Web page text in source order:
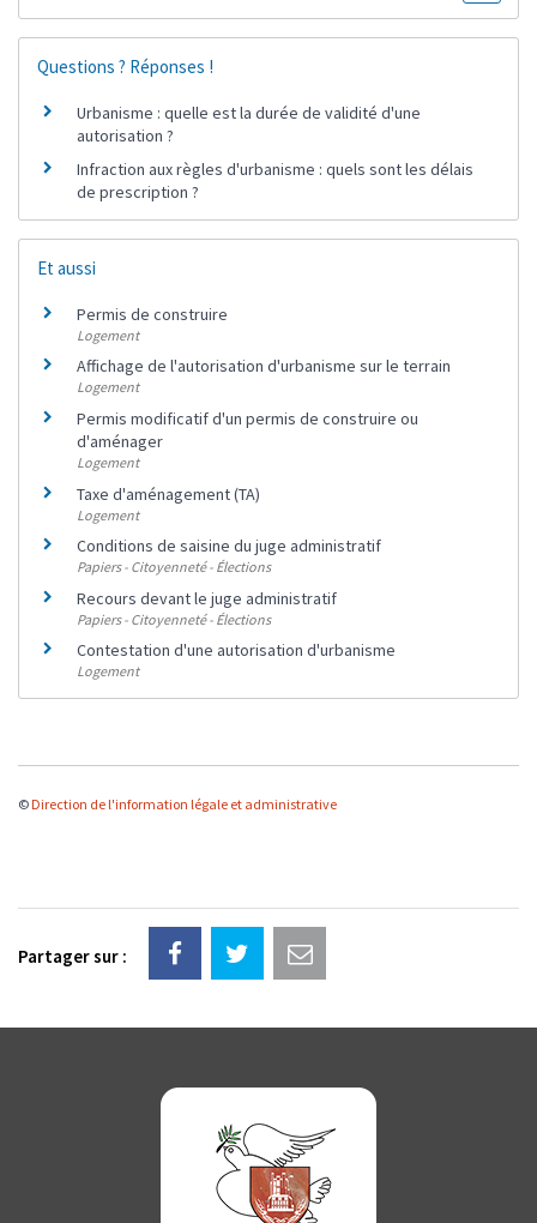
Questions ? Réponses !
Urbanisme : quelle est la durée de validité d'une
autorisation ?
Infraction aux règles d'urbanisme : quels sont les délais
de prescription ?
Et aussi
Permis de construire
Logement
Affichage de l'autorisation d'urbanisme sur le terrain
Logement
Permis modificatif d'un permis de construire ou
d'aménager
Logement
Taxe d'aménagement (TA)
Logement
Conditions de saisine du juge administratif
Papiers - Citoyenneté - Élections
Recours devant le juge administratif
Papiers - Citoyenneté - Élections
Contestation d'une autorisation d'urbanisme
Logement
© Direction de l'information légale et administrative
Partager sur :